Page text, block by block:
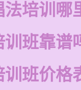
培训哪
训班靠谱
班价格